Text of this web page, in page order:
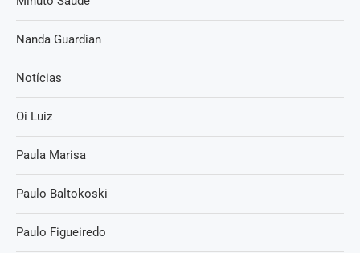
Nanda Guardian
Notícias
Oi Luiz
Paula Marisa
Paulo Baltokoski
Paulo Figueiredo